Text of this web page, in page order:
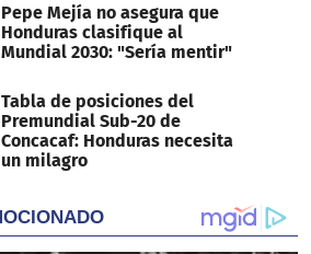
Pepe Mejía no asegura que
Honduras clasifique al
Mundial 2030: "Sería mentir"
Tabla de posiciones del
Premundial Sub-20 de
Concacaf: Honduras necesita
un milagro